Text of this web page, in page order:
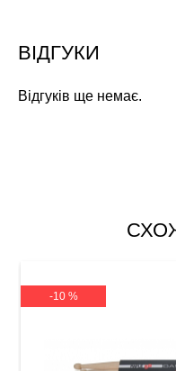
ВІДГУКИ
Відгуків ще немає.
-10 %